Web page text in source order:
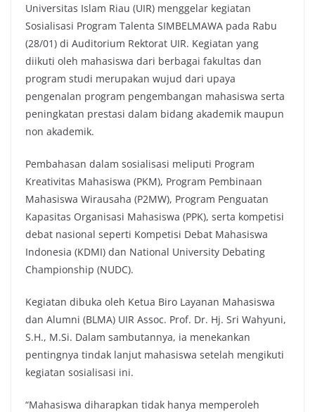
Universitas Islam Riau (UIR) menggelar kegiatan
Sosialisasi Program Talenta SIMBELMAWA pada Rabu
(28/01) di Auditorium Rektorat UIR. Kegiatan yang
diikuti oleh mahasiswa dari berbagai fakultas dan
program studi merupakan wujud dari upaya
pengenalan program pengembangan mahasiswa serta
peningkatan prestasi dalam bidang akademik maupun
non akademik.
Pembahasan dalam sosialisasi meliputi Program
Kreativitas Mahasiswa (PKM), Program Pembinaan
Mahasiswa Wirausaha (P2MW), Program Penguatan
Kapasitas Organisasi Mahasiswa (PPK), serta kompetisi
debat nasional seperti Kompetisi Debat Mahasiswa
Indonesia (KDMI) dan National University Debating
Championship (NUDC).
Kegiatan dibuka oleh Ketua Biro Layanan Mahasiswa
dan Alumni (BLMA) UIR Assoc. Prof. Dr. Hj. Sri Wahyuni,
S.H., M.Si. Dalam sambutannya, ia menekankan
pentingnya tindak lanjut mahasiswa setelah mengikuti
kegiatan sosialisasi ini.
“Mahasiswa diharapkan tidak hanya memperoleh